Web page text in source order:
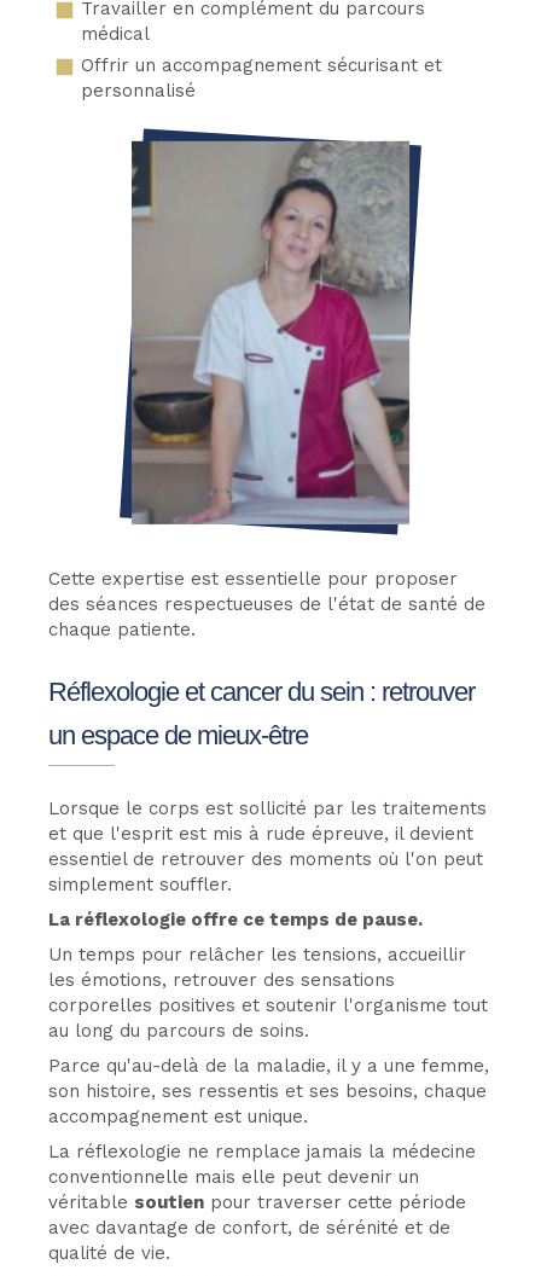
Travailler en complément du parcours
médical
Offrir un accompagnement sécurisant et
personnalisé
Cette expertise est essentielle pour proposer
des séances respectueuses de l'état de santé de
chaque patiente.
Réflexologie et cancer du sein : retrouver
un espace de mieux-être
Lorsque le corps est sollicité par les traitements
et que l'esprit est mis à rude épreuve, il devient
essentiel de retrouver des moments où l'on peut
simplement souffler.
La réflexologie offre ce temps de pause.
Un temps pour relâcher les tensions, accueillir
les émotions, retrouver des sensations
corporelles positives et soutenir l'organisme tout
au long du parcours de soins.
Parce qu'au-delà de la maladie, il y a une femme,
son histoire, ses ressentis et ses besoins, chaque
accompagnement est unique.
La réflexologie ne remplace jamais la médecine
conventionnelle mais elle peut devenir un
véritable soutien pour traverser cette période
avec davantage de confort, de sérénité et de
qualité de vie.